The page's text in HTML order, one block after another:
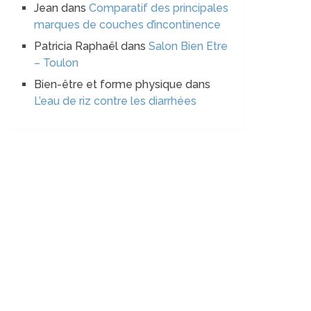
Jean dansComparatif des principales
marques de couches d’incontinence
Patricia Raphaël dansSalon Bien Etre
– Toulon
Bien-être et forme physique dans
L’eau de riz contre les diarrhées